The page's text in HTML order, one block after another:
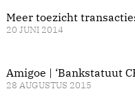
Meer toezicht
20 JUNI 2014
Amigoe | ‘Bankstatuut
28 AUGUSTUS 2015